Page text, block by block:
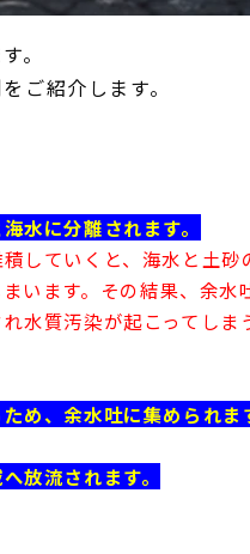
。
ご紹介します。
水に分離されます。
していくと、海水と土砂
ます。その結果、余水
質汚染が起こってしま
め、余水吐に集められま
放流されます。